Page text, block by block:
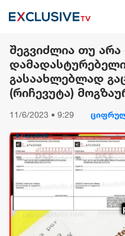
შეგვიძლია თუ
გასაახლებლად
(რიჩევუტა)
11/6/2023 • 9:29